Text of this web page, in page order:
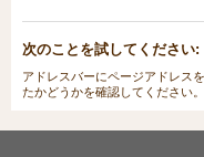
次のことを試してください:
アドレスバーにページアドレス
たかどうかを確認してください。